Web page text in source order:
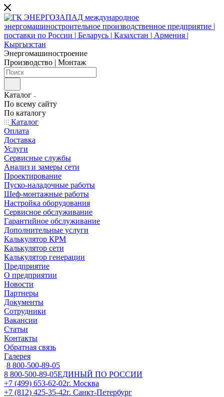
Энергомашиностроение
Производство | Монтаж
Каталог
По всему сайту
По каталогу
Каталог
Оплата
Доставка
Услуги
Сервисные службы
Анализ и замеры сети
Проектирование
Пуско-наладочные работы
Шеф-монтажные работы
Настройка оборудования
Сервисное обслуживание
Гарантийное обслуживание
Дополнительные услуги
Калькулятор КРМ
Калькулятор сети
Калькулятор генерации
Предприятие
О предприятии
Новости
Партнеры
Документы
Сотрудники
Вакансии
Статьи
Контакты
Обратная связь
Галерея
8 800-500-89-05
8 800-500-89-05ЕДИНЫЙ ПО РОССИИ
+7 (499) 653-62-02г. Москва
+7 (812) 425-35-42г. Санкт-Петербург